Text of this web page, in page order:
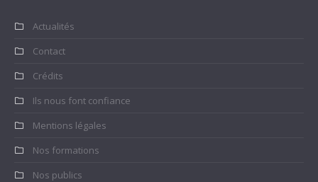
Actualités
Contact
Crédits
Ils nous font confiance
Mentions légales
Nos formations
Nos publics